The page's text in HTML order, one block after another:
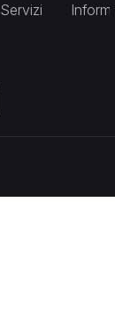
Servizi